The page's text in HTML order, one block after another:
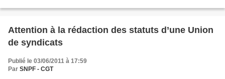
Attention à la rédaction des statuts d’une Union
de syndicats
Publié le 03/06/2011 à 17:59
Par SNPF - CGT